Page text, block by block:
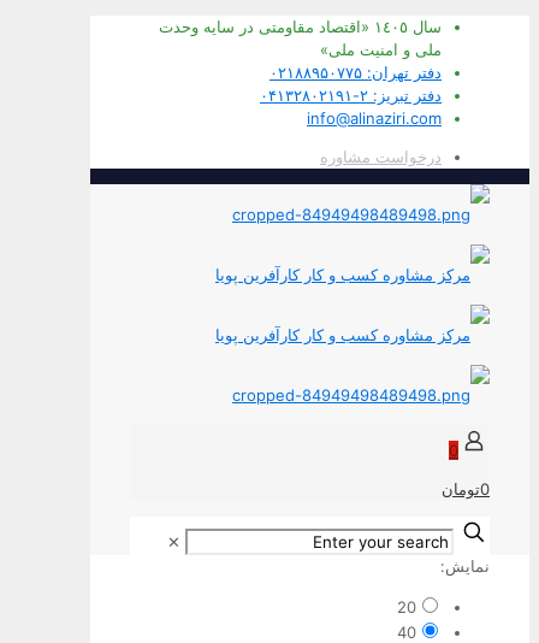
سال ١٤٠٥ «اقتصاد مقاومتی در سايه وحدت
ملی و امنيت ملی»
دفتر تهران: ۰۲۱۸۸۹۵۰۷۷۵
دفتر تبریز: ۲-۰۴۱۳۲۸۰۲۱۹۱
info@alinaziri.com
درخواست مشاوره
0
0تومان
✕
نمایش:
20
40